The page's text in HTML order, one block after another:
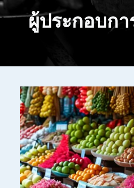
ผู้ประกอบก